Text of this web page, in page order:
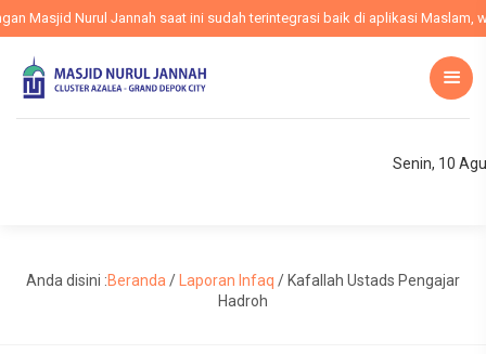
Masjid Nurul Jannah saat ini sudah terintegrasi baik di aplikasi Maslam,
Senin, 10
Anda disini :Beranda / Laporan Infaq / Kafallah Ustads Pengajar
Hadroh